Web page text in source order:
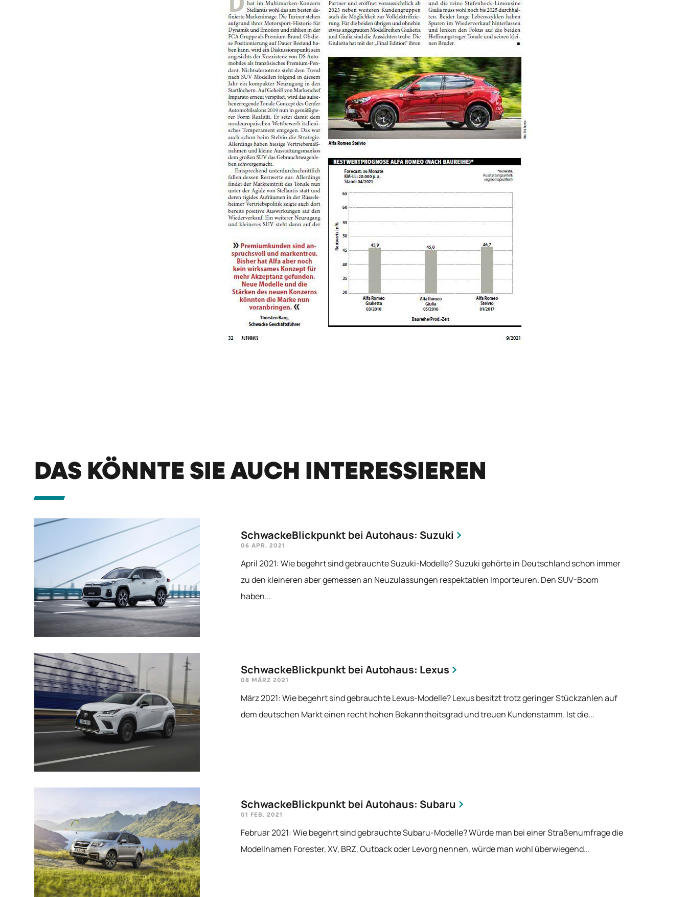
DAS KÖNNTE SIE AUCH INTERESSIEREN
SchwackeBlickpunkt bei Autohaus: Suzuki
06 APR. 2021
April 2021: Wie begehrt sind gebrauchte Suzuki-Modelle? Suzuki gehörte in Deutschland schon immer
zu den kleineren aber gemessen an Neuzulassungen respektablen Importeuren. Den SUV-Boom
haben...
SchwackeBlickpunkt bei Autohaus: Lexus
08 MÄRZ 2021
März 2021: Wie begehrt sind gebrauchte Lexus-Modelle? Lexus besitzt trotz geringer Stückzahlen auf
dem deutschen Markt einen recht hohen Bekanntheitsgrad und treuen Kundenstamm. Ist die...
SchwackeBlickpunkt bei Autohaus: Subaru
01 FEB. 2021
Februar 2021: Wie begehrt sind gebrauchte Subaru-Modelle? Würde man bei einer Straßenumfrage die
Modellnamen Forester, XV, BRZ, Outback oder Levorg nennen, würde man wohl überwiegend...